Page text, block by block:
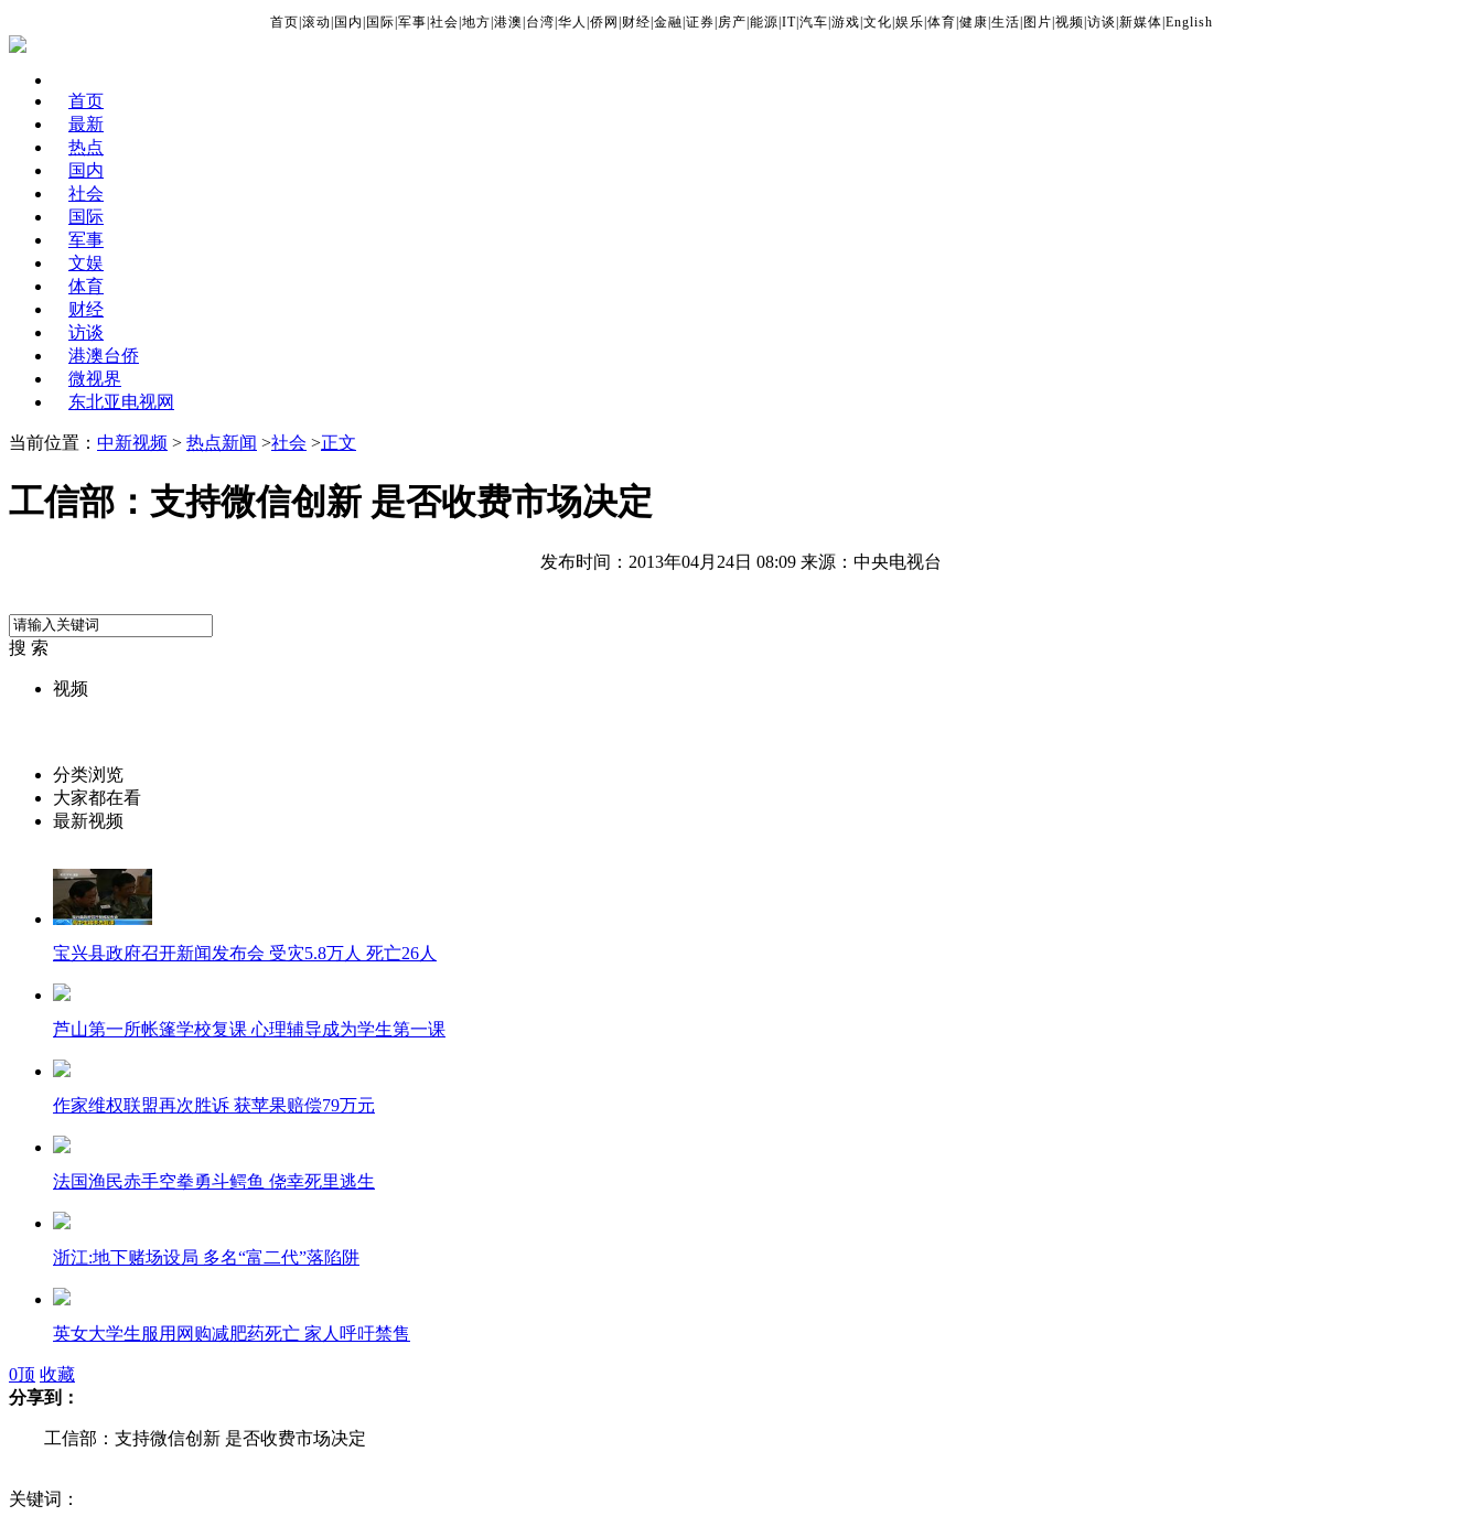
首页 滚动 国内 国际 军事 社会 地方 港澳 台湾 华人 侨网 财经 金融 证券 房产 能源 IT| 汽车 游戏 文化 娱乐 体育 健康 生活 图片 视频 访谈 新媒体 English
首页
最新
热点
国内
社会
国际
军事
文娱
体育
财经
访谈
港澳台侨
微视界
东北亚电视网
当前位置： 中新视频 > 热点新闻 >社会 >正文
工信部：支持微信创新 是否收费市场决定
发布时间：2013年04月24日 08:09 来源：中央电视台
搜 索
视频
分类浏览
大家都在看
最新视频
宝兴县政府召开新闻发布会 受灾5.8万人 死亡26人
芦山第一所帐篷学校复课 心理辅导成为学生第一课
作家维权联盟再次胜诉 获苹果赔偿79万元
法国渔民赤手空拳勇斗鳄鱼 侥幸死里逃生
浙江:地下赌场设局 多名“富二代”落陷阱
英女大学生服用网购减肥药死亡 家人呼吁禁售
中国农科院：从病原学角度揭示H7N9流感病毒来源
0顶 收藏
分享到：
工信部：支持微信创新 是否收费市场决定
关键词：